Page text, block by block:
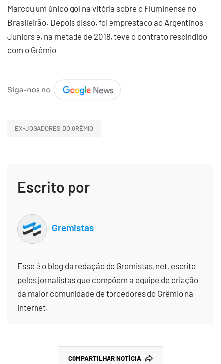
Marcou um único gol na vitória sobre o Fluminense no
Brasileirão. Depois disso, foi emprestado ao Argentinos
Juniors e, na metade de 2018, teve o contrato rescindido
com o Grêmio
EX-JOGADORES DO GRÊMIO
Escrito por
Gremistas
Esse é o blog da redação do Gremistas.net, escrito
pelos jornalistas que compõem a equipe de criação
da maior comunidade de torcedores do Grêmio na
internet.
COMPARTILHAR NOTÍCIA